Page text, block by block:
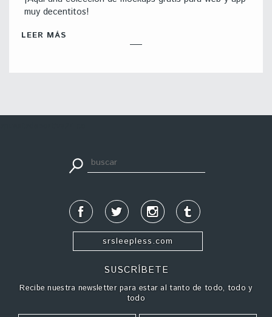
muy decentitos!
LEER MÁS
srsleepless.com
SUSCRÍBETE
Recibe nuestra newsletter para estar al tanto de todo, todo y
todo